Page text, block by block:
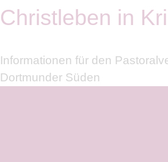
Christleben in
Informationen für den
Dortmunder Süden